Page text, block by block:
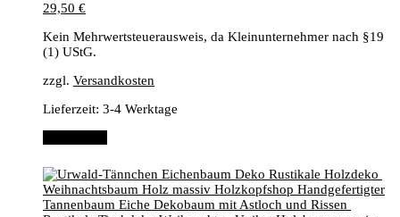
29,50 €
Kein Mehrwertsteuerausweis, da Kleinunternehmer nach §19
(1) UStG.
zzgl. Versandkosten
Lieferzeit: 3-4 Werktage